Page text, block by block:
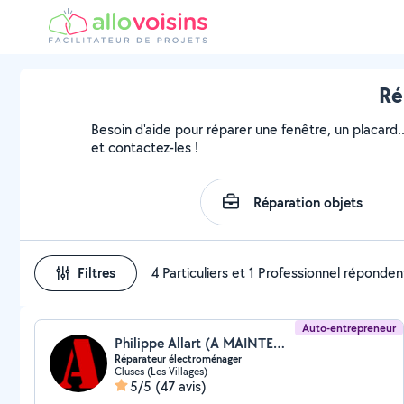
Besoin d'aide pour réparer une fenêtre, un
et contactez-les !
Filtres 4 Particuliers et 1 Professionnel
Auto-entrepreneur
Philippe Allart (A MAINTENANCE)
Réparateur électroménager
Cluses (Les Villages)
5/5 (47 avis)